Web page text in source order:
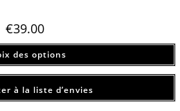
€39.00
des options
à la liste d’envies